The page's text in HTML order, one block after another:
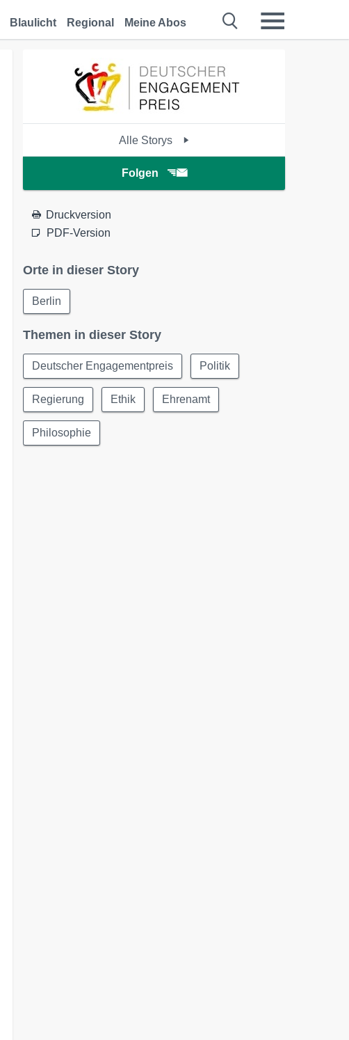
Blaulicht Regional Meine Abos
Alle Storys
Folgen
Druckversion
PDF-Version
Orte in dieser Story
Berlin
Themen in dieser Story
Deutscher Engagementpreis Politik
Regierung Ethik Ehrenamt
Philosophie